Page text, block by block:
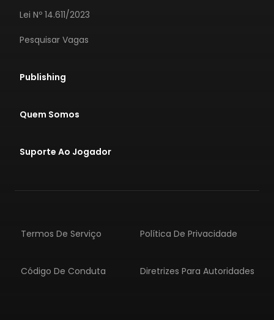
Lei Nº 14.611/2023
Pesquisar Vagas
Publishing
Quem Somos
Suporte Ao Jogador
Termos De Serviço Política De Privacidade
Código De Conduta Diretrizes Para Autoridades